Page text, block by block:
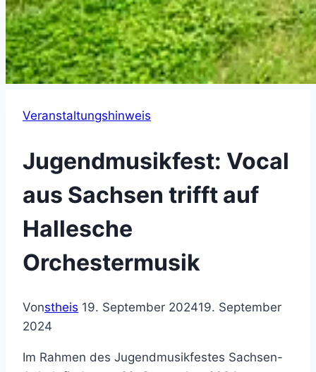
Veranstaltungshinweis
Jugendmusikfest: Vocal
aus Sachsen trifft auf
Hallesche
Orchestermusik
Vonstheis 19. September 202419. September
2024
Im Rahmen des Jugendmusikfestes Sachsen-